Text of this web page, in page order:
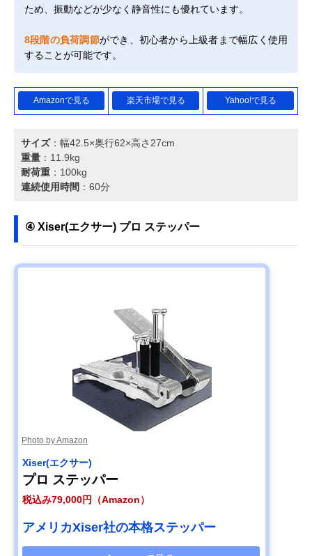
ため、振動などが少なく静音性にも優れています。
8段階の負荷調節ができ、初心者から上級者まで幅広く使用
することが可能です。
Amazonで見る 楽天市場で見る Yahoo!で見る
サイズ：幅42.5×奥行62×高さ27cm
重量 ：11.9kg
耐荷重 ：100kg
連続使用時間 ：60分
④ Xiser(エクサー) プロ ステッパー
Photo by Amazon
Xiser(エクサー)
プロ ステッパー
税込み79,000円（Amazon）
アメリカXiser社の本格ステッパー